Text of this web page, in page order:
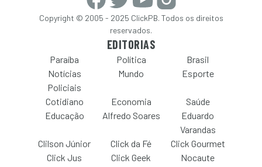
Copyright © 2005 - 2025 ClickPB. Todos os direitos
reservados.
EDITORIAS
Paraíba Política
Brasil
Notícias
Policiais
Mundo Esporte
Cotidiano Economia
Saúde
Educação
Alfredo Soares
Eduardo
Varandas
Clilson Júnior
Click da Fé
Click Gourmet
Click Jus
Click Geek Nocaute